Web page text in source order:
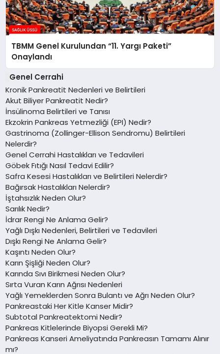
TBMM Genel Kurulundan “11. Yargı Paketi”
Onaylandı
Genel Cerrahi
Kronik Pankreatit Nedenleri ve Belirtileri
Akut Biliyer Pankreatit Nedir?
İnsülinoma Belirtileri ve Tanısı
Ekzokrin Pankreas Yetmezliği (EPI) Nedir?
Gastrinoma (Zollinger-Ellison Sendromu) Belirtileri
Nelerdir?
Genel Cerrahi Hastalıkları ve Tedavileri
Göbek Fıtığı Nasıl Tedavi Edilir?
Safra Kesesi Hastalıkları ve Belirtileri Nelerdir?
Bağırsak Hastalıkları Nelerdir?
İştahsızlık Neden Olur?
Sarılık Nedir?
İdrar Rengi Ne Anlama Gelir?
Yağlı Dışkı Nedenleri, Belirtileri ve Tedavileri
Dışkı Rengi Ne Anlama Gelir?
Kaşıntı Neden Olur?
Karın Şişliği Neden Olur?
Karında Sıvı Birikmesi Neden Olur?
Sırta Vuran Karın Ağrısı Nedenleri
Yağlı Yemeklerden Sonra Bulantı ve Ağrı Neden Olur?
Pankreastaki Her Kitle Kanser Midir?
Subtotal Pankreatektomi Nedir?
Pankreas Kitlelerinde Biyopsi Gerekli Mi?
Pankreas Kanseri Ameliyatında Pankreasın Tamamı Alınır
mı?